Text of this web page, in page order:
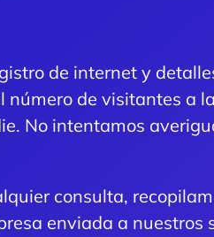
de internet y
número de visitantes a
No intentamos
consulta,
enviada a nuestros